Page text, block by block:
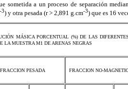
sometida a un proceso de separación
-3) y otra pesada (r > 2,891 g.cm-3) que es 16
MÁSICA PORCENTUAL (%) DE LAS
LA MUESTRA M1 DE ARENAS NEGRAS
FRACCION PESADA FRACCION NO-